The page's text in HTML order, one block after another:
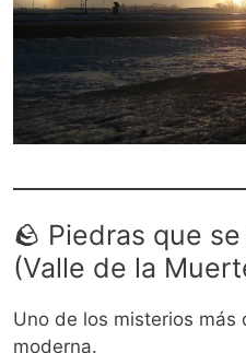
🪨 Piedras que
(Valle de la
Uno de los misterios
moderna.